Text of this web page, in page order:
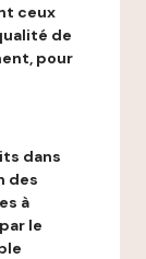
ceux
de
pour
dans
des
à
le